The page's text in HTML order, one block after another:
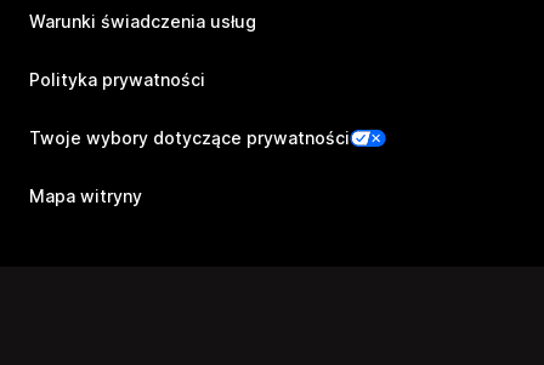
Warunki świadczenia usług
Polityka prywatności
Twoje wybory dotyczące prywatności
Mapa witryny